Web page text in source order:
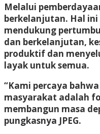
Melalui
berkelanjutan. Hal
mendukung
dan berkelanjutan,
produktif dan
layak untuk semua.
“Kami percaya
masyarakat adalah
membangun masa
pungkasnya JPEG.